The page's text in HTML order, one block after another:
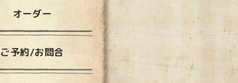
オーダー
ご予約/お問合